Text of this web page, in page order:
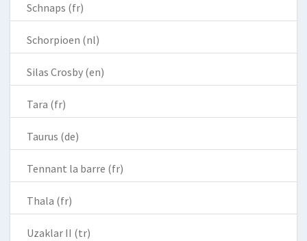
Schnaps (fr)
Schorpioen (nl)
Silas Crosby (en)
Tara (fr)
Taurus (de)
Tennant la barre (fr)
Thala (fr)
Uzaklar II (tr)